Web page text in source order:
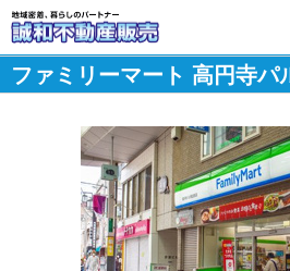
ファミリーマート 高円寺パ